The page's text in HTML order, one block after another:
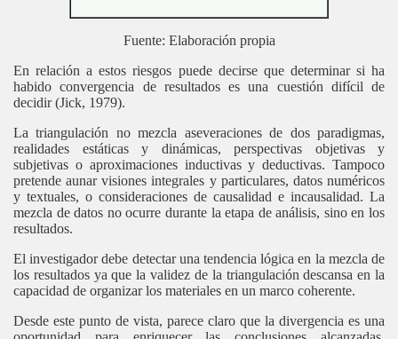
Fuente: Elaboración propia
En relación a estos riesgos puede decirse que determinar si ha
habido convergencia de resultados es una cuestión difícil de
decidir (Jick, 1979).
La triangulación no mezcla aseveraciones de dos paradigmas,
realidades estáticas y dinámicas, perspectivas objetivas y
subjetivas o aproximaciones inductivas y deductivas. Tampoco
pretende aunar visiones integrales y particulares, datos numéricos
y textuales, o consideraciones de causalidad e incausalidad. La
mezcla de datos no ocurre durante la etapa de análisis, sino en los
resultados.
El investigador debe detectar una tendencia lógica en la mezcla de
los resultados ya que la validez de la triangulación descansa en la
capacidad de organizar los materiales en un marco coherente.
Desde este punto de vista, parece claro que la divergencia es una